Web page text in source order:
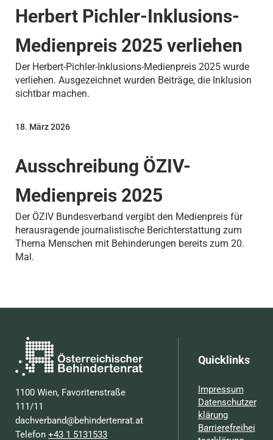
Herbert Pichler-Inklusions-
Medienpreis 2025 verliehen
Der Herbert-Pichler-Inklusions-Medienpreis 2025 wurde
verliehen. Ausgezeichnet wurden Beiträge, die Inklusion
sichtbar machen.
Ausschreibung ÖZIV-
Medienpreis 2025
18. März 2026
Der ÖZIV Bundesverband vergibt den Medienpreis für
herausragende journalistische Berichterstattung zum
Thema Menschen mit Behinderungen bereits zum 20.
Mal.
1100 Wien, Favoritenstraße
111/11
dachverband@behindertenrat.at
Telefon+43 1 5131533
Quicklinks
Impressum
Datenschutzer
klärung
Barrierefreihei